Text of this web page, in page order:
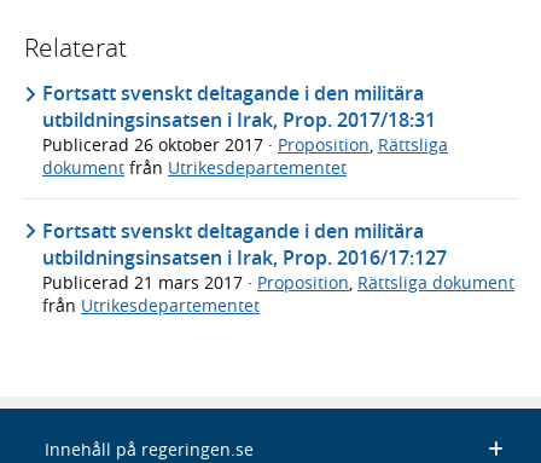
Relaterat
Fortsatt svenskt deltagande i den militära
utbildningsinsatsen i Irak, Prop. 2017/18:31
Publicerad 26 oktober 2017 · Proposition, Rättsliga
dokument från Utrikesdepartementet
Fortsatt svenskt deltagande i den militära
utbildningsinsatsen i Irak, Prop. 2016/17:127
Publicerad 21 mars 2017 · Proposition, Rättsliga dokument
från Utrikesdepartementet
Innehåll på regeringen.se